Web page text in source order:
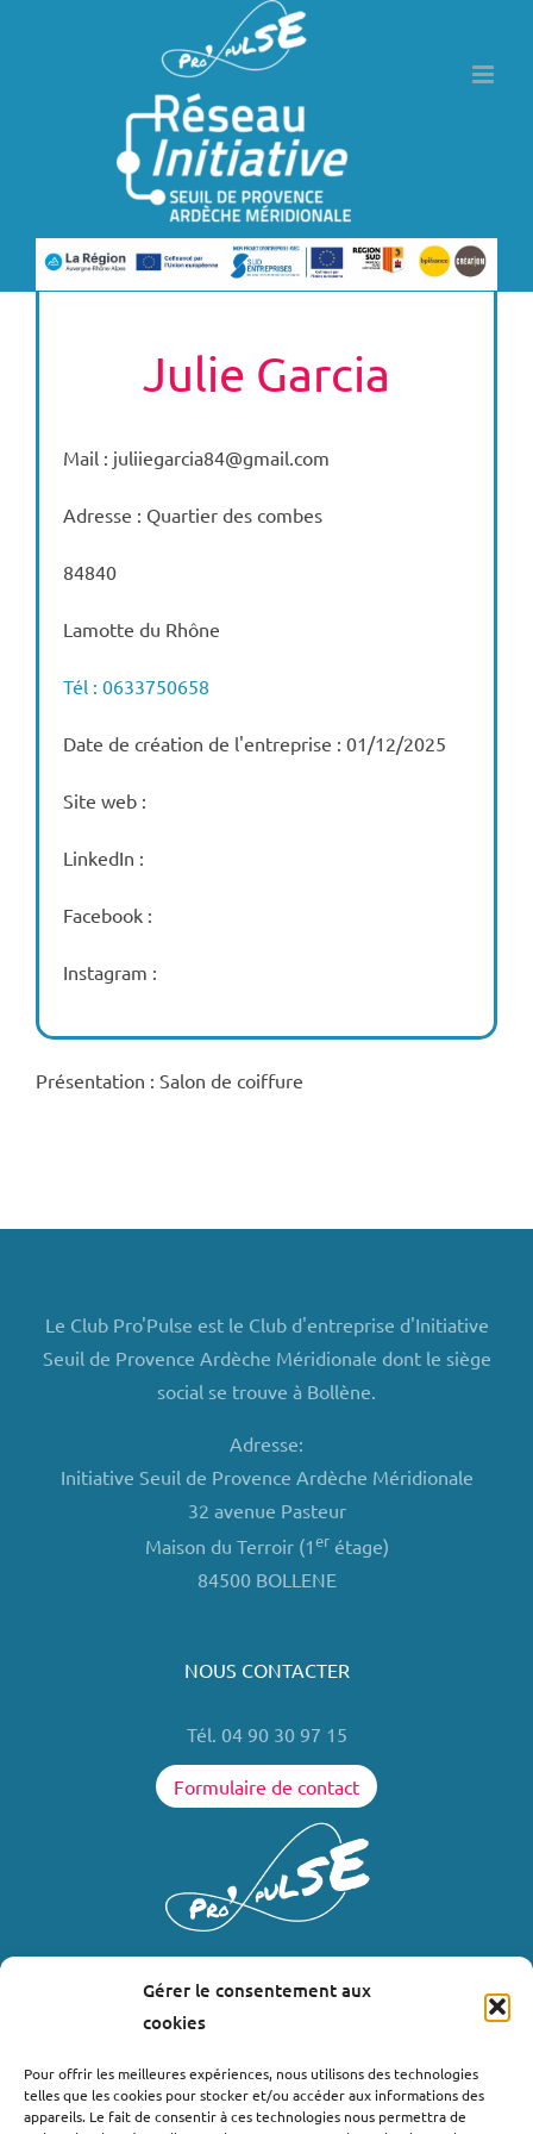
Gérer le consentement aux
cookies
Pour offrir les meilleures expériences, nous utilisons des technologies
telles que les cookies pour stocker et/ou accéder aux informations des
appareils. Le fait de consentir à ces technologies nous permettra de
Julie Garcia
Mail : juliiegarcia84@gmail.com
Adresse : Quartier des combes
84840
Lamotte du Rhône
Tél : 0633750658
Date de création de l'entreprise : 01/12/2025
Site web :
LinkedIn :
Facebook :
Instagram :
Présentation : Salon de coiffure
Le Club Pro'Pulse est le Club d'entreprise d'Initiative
Seuil de Provence Ardèche Méridionale dont le siège
social se trouve à Bollène.
Adresse:
Initiative Seuil de Provence Ardèche Méridionale
32 avenue Pasteur
Maison du Terroir (1erétage)
84500 BOLLENE
NOUS CONTACTER
Tél. 04 90 30 97 15
Formulaire de contact
Où nous trouver ?
Bollène